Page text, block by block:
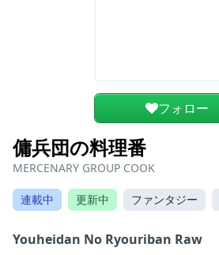
フォロー
傭兵団の料理番
MERCENARY GROUP COOK
連載中 更新中 ファンタジー
Youheidan No Ryouriban Raw